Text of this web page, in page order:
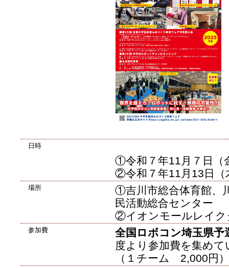
日時
①令和７年11月７日（
②令和７年11月13日（
場所
①吉川市総合体育館、
民活動総合センター
②イオンモールレイク
参加費
全国ロボコン埼玉県予
度より参加費を集めて
（１チーム 2,000円）